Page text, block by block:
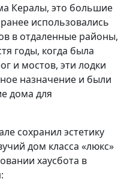
Кералы, это большие
использовались
в отдаленные районы,
годы, когда была
и мостов, эти лодки
назначение и были
дома для
сохранил эстетику
дом класса «люкс»
хаусбота в